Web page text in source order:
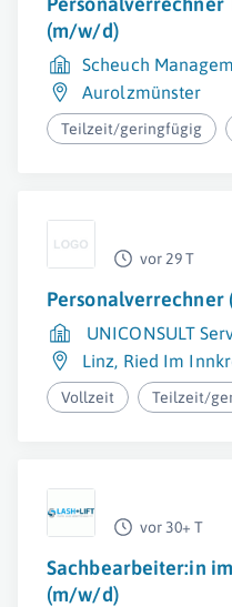
(m/w/d)
Scheuch
Aurolzmünster
Teilzeit/geringfügig
vor 29 T
Personalverrechner
UNICONSULT
Linz, Ried Im
Vollzeit Teilzeit/
vor 30+ T
Sachbearbeiter:in
(m/w/d)